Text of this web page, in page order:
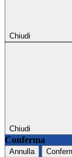
Chiudi
Chiudi
Conferma
Annulla